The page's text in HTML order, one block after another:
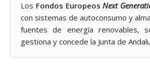
Los Fondos EuropeosNext
con sistemas de autoconsumo y
fuentes de energía renovables,
gestiona y concede la Junta de